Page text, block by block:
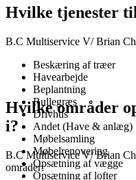
Hvilke tjenester
B.C Multiservice V/ Brian
Beskæring af træer
Havearbejde
Beplantning
Rullegræs
Drivhus
Andet (Have & anlæg)
Møbelsamling
Møbelrenovering
Opsætning af vægge
Opsætning af lofter
Hvilke områder
i?
B.C Multiservice V/ Brian
områder: